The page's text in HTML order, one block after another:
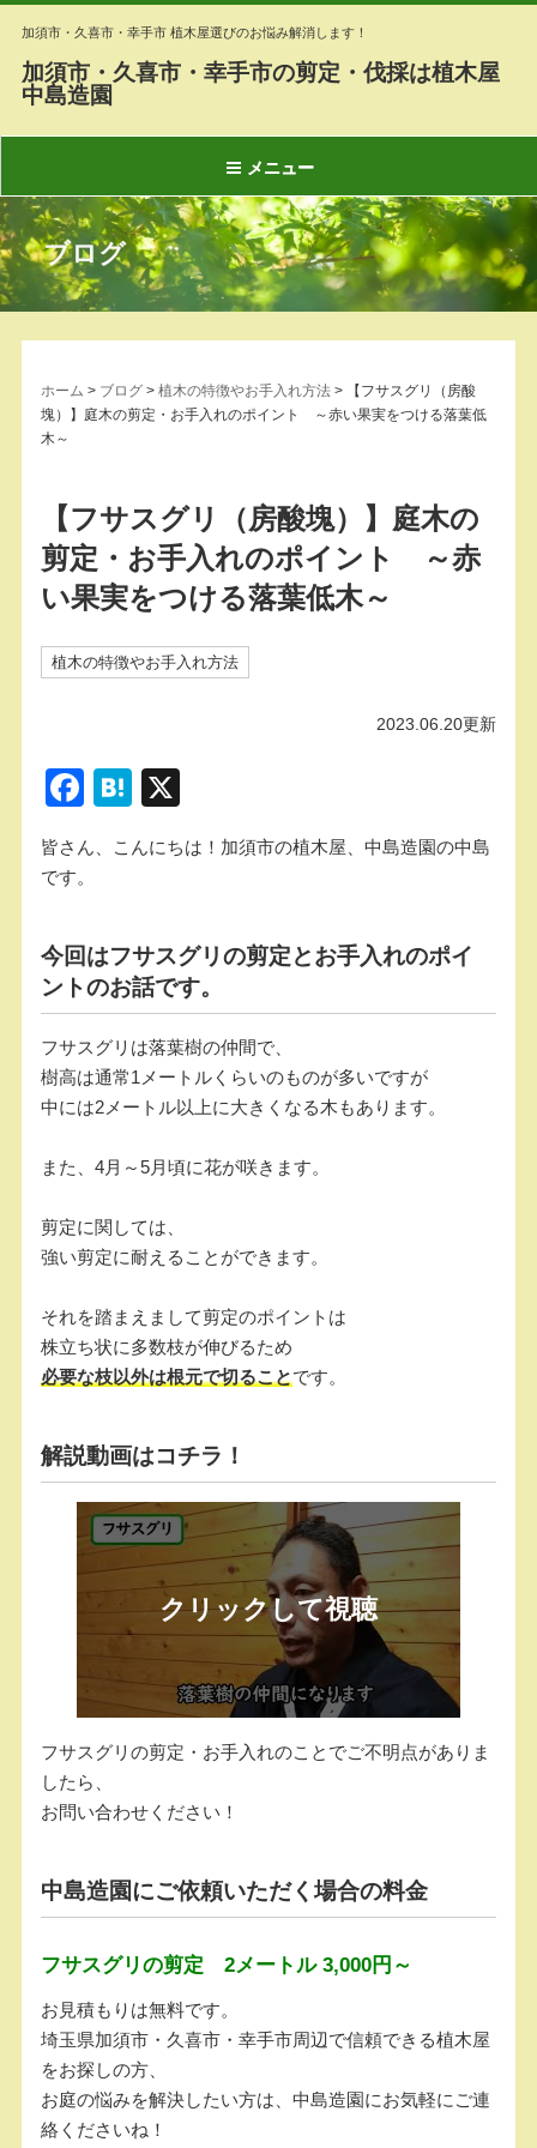
加須市・久喜市・幸手市 植木屋選びのお悩み解消します！
加須市・久喜市・幸手市の剪定・伐採は植木屋
中島造園
メニュー
ブログ
ホーム > ブログ >植木の特徴やお手入れ方法 >
【フサスグリ（房酸
塊）】庭木の剪定・お手入れのポイント ～赤い果実をつける落葉低
木～
【フサスグリ（房酸塊）】庭木の
剪定・お手入れのポイント ～赤
い果実をつける落葉低木～
植木の特徴やお手入れ方法
2023.06.20更新
F
c
b
o
o
k
H
e
a
皆さん、こんにちは！加須市の植木屋、中島造園の中島
です。
今回はフサスグリの剪定とお手入れのポイ
ントのお話です。
フサスグリは落葉樹の仲間で、
樹高は通常1メートルくらいのものが多いですが
中には2メートル以上に大きくなる木もあります。
また、4月～5月頃に花が咲きます。
剪定に関しては、
強い剪定に耐えることができます。
それを踏まえまして剪定のポイントは
株立ち状に多数枝が伸びるため
必要な枝以外は根元で切ることです。
解説動画はコチラ！
フサスグリの剪定・お手入れのことでご不明点がありま
したら、
お問い合わせください！
中島造園にご依頼いただく場合の料金
フサスグリの剪定 2メートル 3,000円～
お見積もりは無料です。
埼玉県加須市・久喜市・幸手市周辺で信頼できる植木屋
をお探しの方、
お庭の悩みを解決したい方は、中島造園にお気軽にご連
絡くださいね！